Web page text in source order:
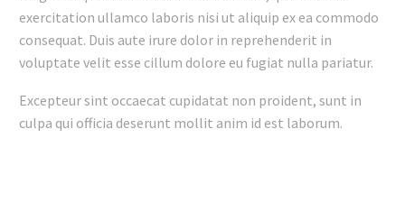
exercitation ullamco laboris nisi ut aliquip ex ea commodo
consequat. Duis aute irure dolor in reprehenderit in
voluptate velit esse cillum dolore eu fugiat nulla pariatur.
Excepteur sint occaecat cupidatat non proident, sunt in
culpa qui officia deserunt mollit anim id est laborum.